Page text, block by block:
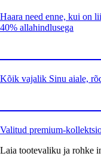
Haara need enne, kui on
40% allahindlusega
Kõik vajalik Sinu aiale,
Valitud premium-
Laia tootevaliku ja rohke